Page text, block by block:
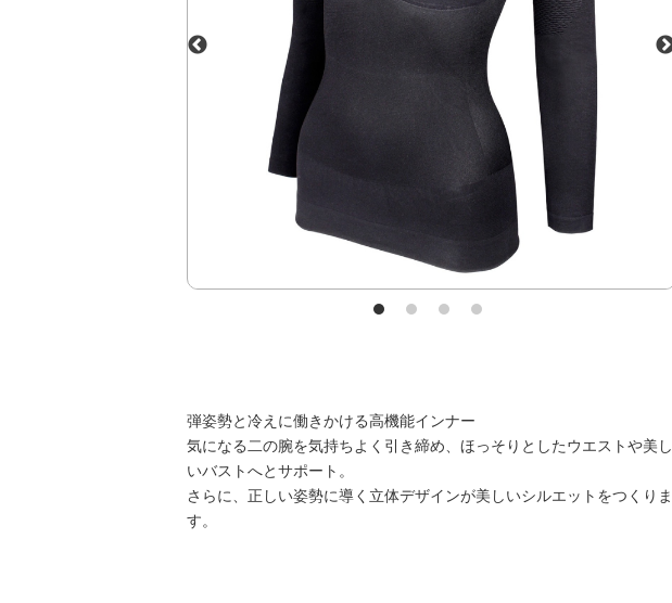
弾姿勢と冷えに働きかける高機能インナー
気になる二の腕を気持ちよく引き締め、ほっそりとしたウエストや美し
いバストへとサポート。
さらに、正しい姿勢に導く立体デザインが美しいシルエットをつくりま
す。